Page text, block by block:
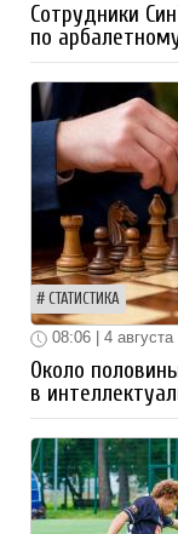
Сотрудники
по
СТАТИСТИКА
08:06 | 4 августа
Около
в